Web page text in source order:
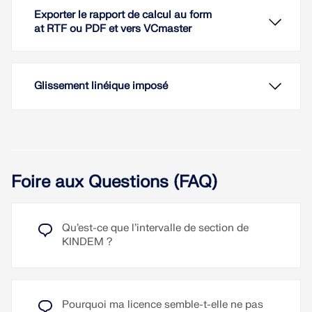
Grâce à la visualisation photoréaliste du modèle
être librement ajustées et enregistrées séparément
pour l’écran et l’impression.
Exporter le rapport de calcul au form
at RTF ou PDF et vers VCmaster
Les résultats du rapport d'impression peuvent être
Glissement linéique imposé
tassements de fondation.
Foire aux Questions (FAQ)
Qu’est-ce que l’intervalle de section de
KINDEM ?
Pourquoi ma licence semble-t-elle ne pas